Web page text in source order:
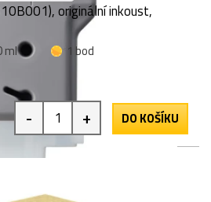
originální inkoust,
ml
1 bod
- + DO KOŠÍKU